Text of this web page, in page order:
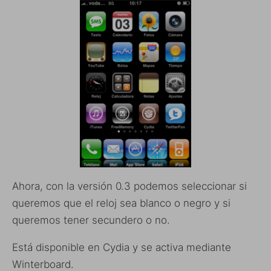
Ahora, con la versión 0.3 podemos seleccionar si
queremos que el reloj sea blanco o negro y si
queremos tener secundero o no.
Está disponible en Cydia y se activa mediante
Winterboard.